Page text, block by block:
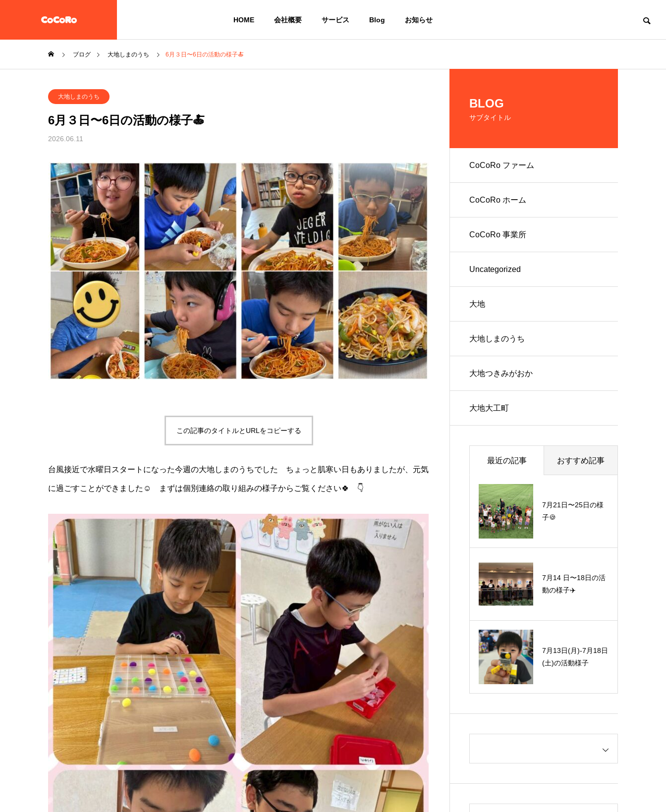
HOME 会社概要 サービス Blog お知らせ
ーム【CoCoRoホーム】
放課後等デイサービス 大地
一般社団法人 誠樹会
教え子達の居場所
を作るという想い
放課後等デイサービス
大地
共同生活による住
環境を提供
共同生活援助グループ
ホーム CoCoRoホーム
農作物の生産およ
び販売
農業生産法人 株式会社
CoCoRoファーム
境を提供
就労継続支援A型
ブログ 大地しまのうち 6月３日〜6日の活動の様子🍝
大地しまのうち
6月３日〜6日の活動の様子🍝
2026.06.11
この記事のタイトルとURLをコピーする
台風接近で水曜日スタートになった今週の大地しまのうちでした ちょっと肌寒い日もありましたが、元気
に過ごすことができました☺️ まずは個別連絡の取り組みの様子からご覧ください🍀 👇️
BLOG
サブタイトル
CoCoRo ファーム
CoCoRo ホーム
CoCoRo 事業所
Uncategorized
大地
大地しまのうち
大地つきみがおか
大地大工町
最近の記事 おすすめ記事
7月21日〜25日の様
子🍪
7月14 日〜18日の活
動の様子✈️
7月13日(月)-7月18日
(土)の活動様子